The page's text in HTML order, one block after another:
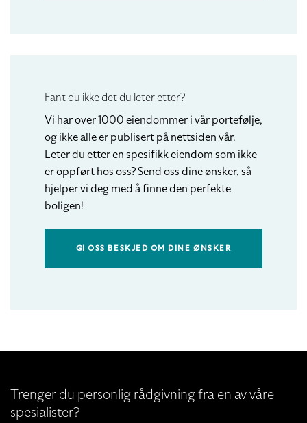
Fant du ikke det du leter etter?
Vi har over 1000 eiendommer i vår portefølje,
og ikke alle er publisert på nettsiden vår.
Leter du etter en spesifikk eiendom som ikke
er oppført hos oss? Send oss dine ønsker, så
hjelper vi deg med å finne den perfekte
boligen!
GI OSS BESKJED OM DINE ØNSKER
Trenger du personlig rådgivning fra en av våre
spesialister?